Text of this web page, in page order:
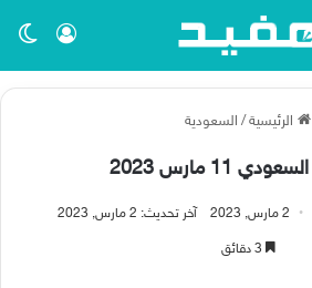
تسجيل
الرئيسية/ السعودية
11 مارس 2023
2 مارس, 2023 آخر تحديث: 2 مارس, 2023